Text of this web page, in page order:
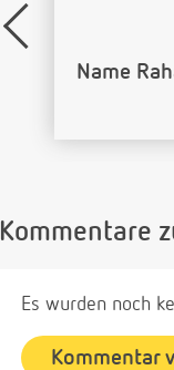
Name
Kommentare
Es wurden noch
Kommentar